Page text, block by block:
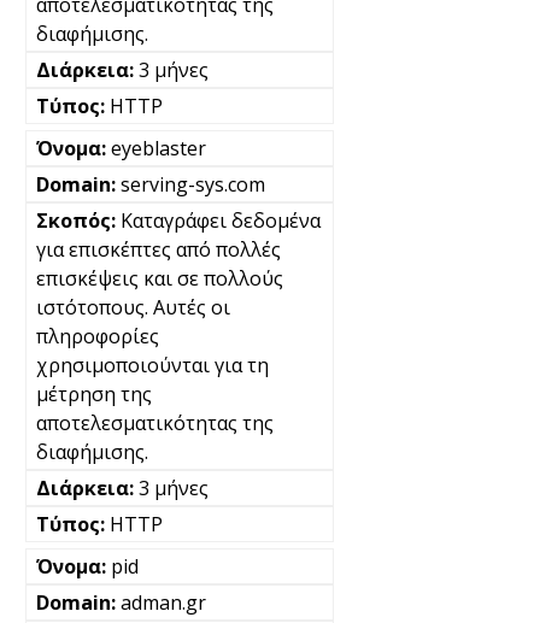
διαφήμισης.
3 μήνες
HTTP
eyeblaster
serving-sys.com
Καταγράφει δεδομένα
για επισκέπτες από πολλές
επισκέψεις και σε πολλούς
ιστότοπους. Αυτές οι
πληροφορίες
χρησιμοποιούνται για τη
μέτρηση της
αποτελεσματικότητας της
διαφήμισης.
3 μήνες
HTTP
pid
adman.gr